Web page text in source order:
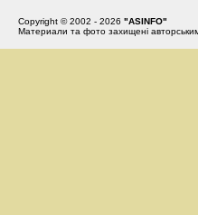
Copyright © 2002 - 2026 "ASINFO"
Материали та фото захищені